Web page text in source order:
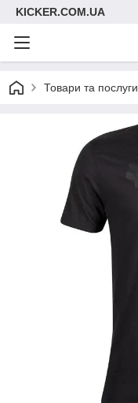
KICKER.COM.UA
Товари та послуги